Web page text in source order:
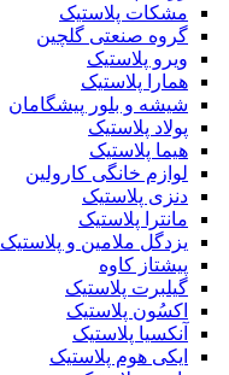
مشکات پلاستیک
گروه صنعتی گلچین
ویرو پلاستیک
همارا پلاستیک
شیشه و بلور پیشگامان
پولاد پلاستیک
هیما پلاستیک
لوازم خانگی کارولین
دنزی پلاستیک
مانترا پلاستیک
یزدگل ملامین و پلاستیک
پیشتاز کاوه
گیلبرت پلاستیک
اکسُون پلاستیک
آنکسیا پلاستیک
ایکی هوم پلاستیک